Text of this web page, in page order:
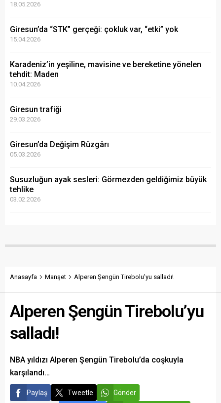
18.05.2026
Giresun’da “STK” gerçeği: çokluk var, “etki” yok
15.04.2026
Karadeniz’in yeşiline, mavisine ve bereketine yönelen
tehdit: Maden
10.04.2026
Giresun trafiği
29.03.2026
Giresun’da Değişim Rüzgârı
05.03.2026
Susuzluğun ayak sesleri: Görmezden geldiğimiz büyük
tehlike
03.02.2026
Anasayfa Manşet Alperen Şengün Tirebolu’yu salladı!
Alperen Şengün Tirebolu’yu
salladı!
NBA yıldızı Alperen Şengün Tirebolu’da coşkuyla
karşılandı…
Paylaş Tweetle Gönder